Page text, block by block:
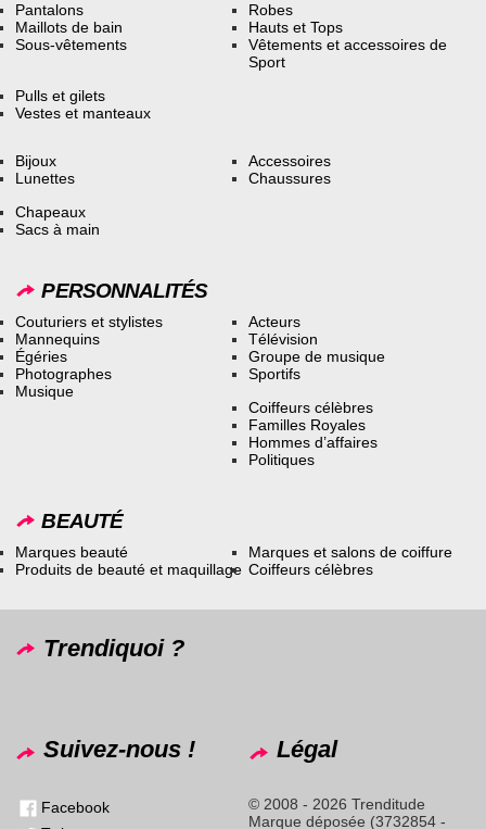
Pantalons
Maillots de bain
Sous-vêtements
Robes
Hauts et Tops
Vêtements et accessoires de
Sport
Pulls et gilets
Vestes et manteaux
Bijoux
Lunettes
Accessoires
Chaussures
Chapeaux
Sacs à main
PERSONNALITÉS
Couturiers et stylistes
Mannequins
Égéries
Photographes
Musique
Acteurs
Télévision
Groupe de musique
Sportifs
Coiffeurs célèbres
Familles Royales
Hommes d’affaires
Politiques
BEAUTÉ
Marques beauté
Produits de beauté et maquillage
Marques et salons de coiffure
Coiffeurs célèbres
Trendiquoi ?
Suivez-nous !
Facebook
Légal
© 2008 - 2026 Trenditude
Marque déposée (3732854 -